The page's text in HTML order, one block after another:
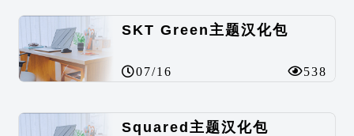
SKT Green主题汉化包
07/16 538
Squared主题汉化包